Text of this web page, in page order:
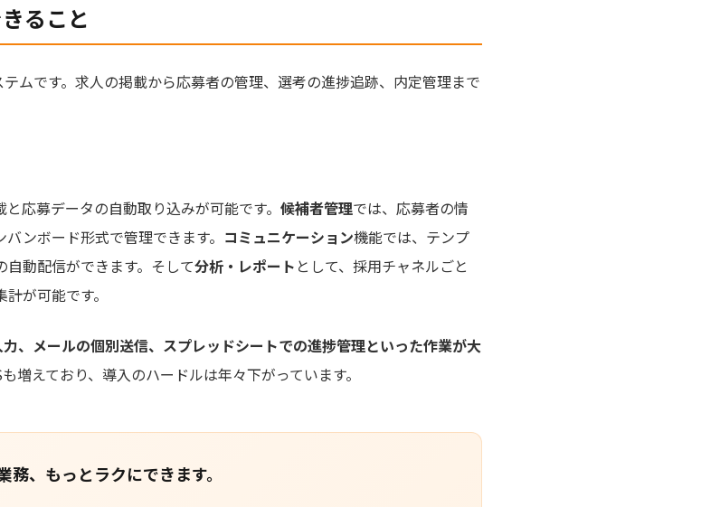
ること
ムです。求人の掲載から応募者の管理、選考の進捗追跡、内定管理まで
応募データの自動取り込みが可能です。 候補者管理では、応募者の情
ンボード形式で管理できます。 コミュニケーション機能では、テンプ
動配信ができます。そして分析・レポート として、採用チャネルごと
が可能です。
、メールの個別送信、スプレッドシートでの進捗管理といった作業が大
増えており、導入のハードルは年々下がっています。
務、もっとラクにできます。